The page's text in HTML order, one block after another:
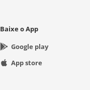
Baixe o App
Google play
App store